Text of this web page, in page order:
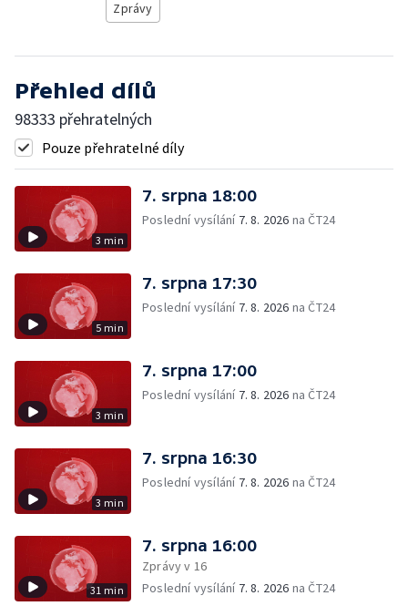
Zprávy
Přehled dílů
98333 přehratelných
Pouze přehratelné díly
3 min
7. srpna 18:00
Poslední vysílání 7. 8. 2026 na ČT24
5 min
7. srpna 17:30
Poslední vysílání 7. 8. 2026 na ČT24
3 min
7. srpna 17:00
Poslední vysílání 7. 8. 2026 na ČT24
3 min
7. srpna 16:30
Poslední vysílání 7. 8. 2026 na ČT24
31 min
7. srpna 16:00
Zprávy v 16
Poslední vysílání 7. 8. 2026 na ČT24